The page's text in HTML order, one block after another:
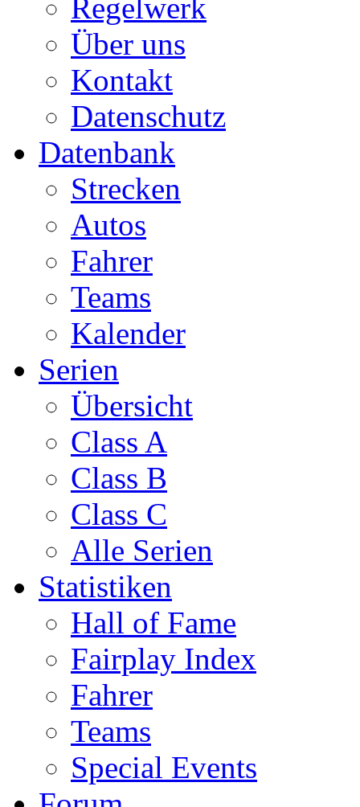
Regelwerk
Über uns
Kontakt
Datenschutz
Datenbank
Strecken
Autos
Fahrer
Teams
Kalender
Serien
Übersicht
Class A
Class B
Class C
Alle Serien
Statistiken
Hall of Fame
Fairplay Index
Fahrer
Teams
Special Events